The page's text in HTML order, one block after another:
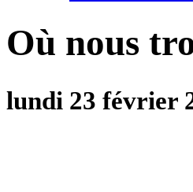
Où nous
lundi 23 février